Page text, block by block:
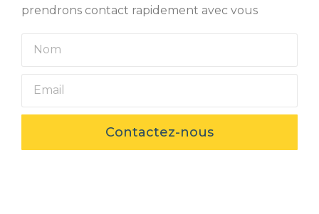
prendrons contact rapidement avec vous
Contactez-nous